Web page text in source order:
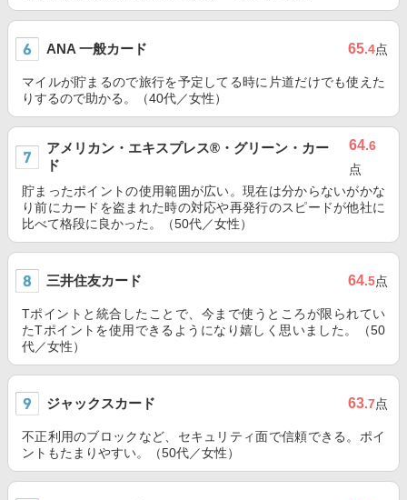
ANA 一般カード 65.4点
マイルが貯まるので旅行を予定してる時に片道だけでも使えた
りするので助かる。（40代／女性）
アメリカン・エキスプレス®・グリーン・カー
ド
64.6
点
貯まったポイントの使用範囲が広い。現在は分からないがかな
り前にカードを盗まれた時の対応や再発行のスピードが他社に
比べて格段に良かった。（50代／女性）
三井住友カード 64.5点
Tポイントと統合したことで、今まで使うところが限られてい
たTポイントを使用できるようになり嬉しく思いました。（50
代／女性）
ジャックスカード 63.7点
不正利用のブロックなど、セキュリティ面で信頼できる。ポイ
ントもたまりやすい。（50代／女性）